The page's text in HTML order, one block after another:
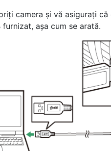
camera și vă asigurați
furnizat, așa cum se arată.